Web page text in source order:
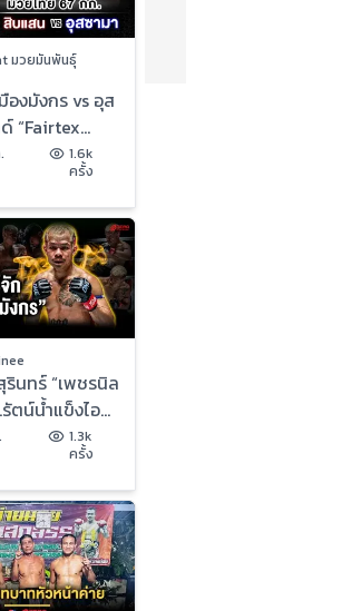
มวยมันพันธุ์
องมังกร vs อุส
“Fairtex
มันพันธุ์
(9 ส.ค.68)
1.6k
ครั้ง
นทร์ “เพชรนิล
ตน์น้ำแข็งไอซ์
ลุมพินี
29 ก.ค. 68 |
1.3k
ครั้ง